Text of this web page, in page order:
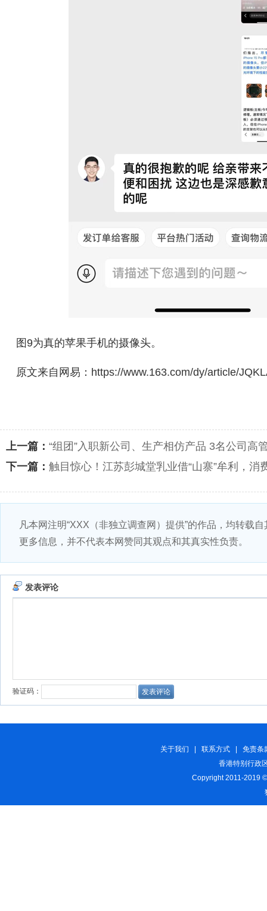
图9为真的苹果手机的摄像头。
原文来自网易：https://www.163.com/dy/article/
上一篇： “组团”入职新公司、生产相仿产品 3名公司高
下一篇： 触目惊心！江苏彭城堂乳业借“山寨”牟利，消
凡本网注明“XXX（非独立调查网）提供”的作品，均转载
更多信息，并不代表本网赞同其观点和其真实性负责。
关于我们 联系方式
免责条
香港特别行政
Copyright 2011-2019